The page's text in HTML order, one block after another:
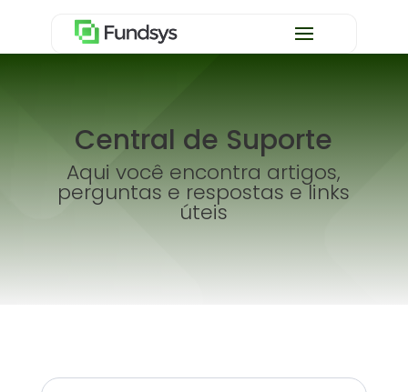
Central de Suporte
Aqui você encontra artigos,
perguntas e respostas e links
úteis